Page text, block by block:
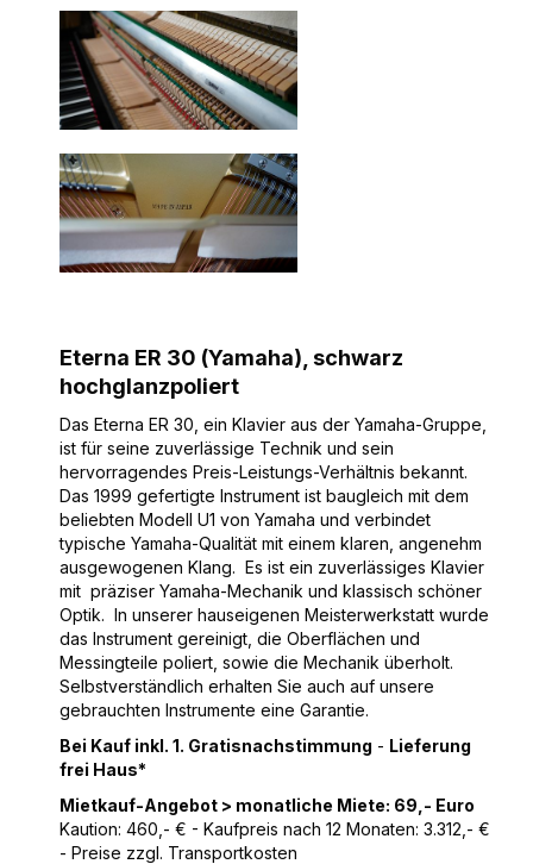
Eterna ER 30 (Yamaha), schwarz
hochglanzpoliert
Das Eterna ER 30, ein Klavier aus der Yamaha-Gruppe,
ist für seine zuverlässige Technik und sein
hervorragendes Preis-Leistungs-Verhältnis bekannt.
Das 1999 gefertigte Instrument ist baugleich mit dem
beliebten Modell U1 von Yamaha und verbindet
typische Yamaha-Qualität mit einem klaren, angenehm
ausgewogenen Klang. Es ist ein zuverlässiges Klavier
mit präziser Yamaha-Mechanik und klassisch schöner
Optik. In unserer hauseigenen Meisterwerkstatt wurde
das Instrument gereinigt, die Oberflächen und
Messingteile poliert, sowie die Mechanik überholt.
Selbstverständlich erhalten Sie auch auf unsere
gebrauchten Instrumente eine Garantie.
Bei Kauf inkl. 1. Gratisnachstimmung - Lieferung
frei Haus*
Mietkauf-Angebot > monatliche Miete: 69,- Euro
Kaution: 460,- € - Kaufpreis nach 12 Monaten: 3.312,- €
- Preise zzgl. Transportkosten